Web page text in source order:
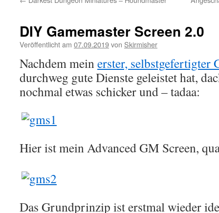
DIY Gamemaster Screen 2.0
Veröffentlicht am 07.09.2019von Skirmisher
Nachdem meinerster, selbstgefertigter
durchweg gute Dienste geleistet hat,
nochmal etwas schicker und – tadaa:
Hier ist mein Advanced GM Screen,
Das Grundprinzip ist erstmal wieder